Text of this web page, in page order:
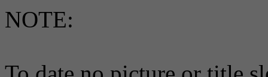
NOTE: